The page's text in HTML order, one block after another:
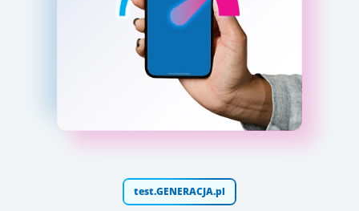
test.GENERACJA.pl